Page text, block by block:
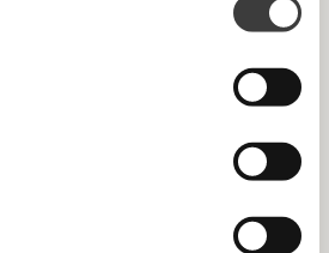
Die guten Nachrichten der
aus den Augen verlieren - immer